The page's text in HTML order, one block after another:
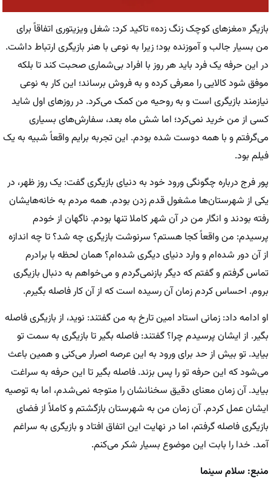
بازیگر «مغزهای کوچک زنگ زده» تاکید کرد: شغل ویزیتوری اتفاقاً برای
من بسیار جالب و آموزنده بود؛ زیرا به نوعی با هنر بازیگری ارتباط داشت.
در این حرفه یک فرد باید هر روز با افراد بی‌شماری صحبت کند تا بلکه
موفق شود کالایی را معرفی کرده و به فروش برساند؛ این کار به نوعی
نیازمند بازیگری است و به روحیه من کمک می‌کرد. در روزهای اول شاید
کسی از من خرید نمی‌کرد؛ اما شش ماه بعد، سفارش‌های بسیاری
می‌گرفتم و با همه دوست شده بودم. این تجربه برایم واقعاً شبیه به یک
فیلم بود.
پور فرج درباره چگونگی ورود خود به دنیای بازیگری گفت: یک روز ظهر، در
یکی از شهرستان‌ها مشغول قدم زدن بودم. همه مردم به خانه‌هایشان
رفته بودند و انگار من در آن شهر کاملا تنها بودم. ناگهان از خودم
پرسیدم: من واقعاً کجا هستم؟ سرنوشت بازیگری چه شد؟ تا چه اندازه
از آن دور شده‌ام و وارد دنیای دیگری شده‌ام؟ همان لحظه با برادرم
تماس گرفتم و گفتم که دیگر بازنمی‌گردم و می‌خواهم به دنبال بازیگری
بروم. احساس کردم زمان آن رسیده است که از آن کار فاصله بگیرم.
او ادامه داد: زمانی استاد امین تارخ به من گفتند: نوید، از بازیگری فاصله
بگیر. از ایشان پرسیدم چرا؟ گفتند: فاصله بگیر تا بازیگری به سمت تو
بیاید. تو بیش از حد برای ورود به این عرصه اصرار می‌کنی و همین باعث
می‌شود که این حرفه تو را پس بزند. فاصله بگیر تا این حرفه به سراغت
بیاید. آن زمان معنای دقیق سخنانشان را متوجه نمی‌شدم، اما به توصیه
ایشان عمل کردم. آن زمان من به شهرستان بازگشتم و کاملاً از فضای
بازیگری فاصله گرفتم، اما در نهایت این اتفاق افتاد و بازیگری به سراغم
آمد. خدا را بابت این موضوع بسیار شکر می‌کنم.
منبع: سلام سینما